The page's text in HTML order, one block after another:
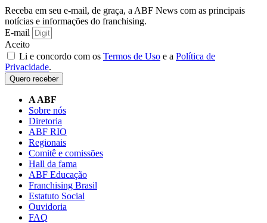
Receba em seu e-mail, de graça, a ABF News com as principais
notícias e informações do franchising.
E-mail
Aceito
Li e concordo com os Termos de Uso e a Política de
Privacidade.
Quero receber
A ABF
Sobre nós
Diretoria
ABF RIO
Regionais
Comitê e comissões
Hall da fama
ABF Educação
Franchising Brasil
Estatuto Social
Ouvidoria
FAQ